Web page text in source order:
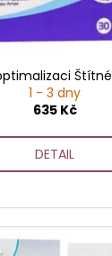
1 - 3 dny
635 Kč
DETAIL